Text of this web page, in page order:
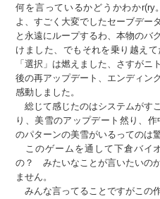
何を言っているかどうかわか
よ、すごく大変でしたセーブデー
と永遠にループするわ、本物のバ
けました、でもそれを乗り越え
「選択」は燃えました、さすが
後の再アップデート、エンディン
感動しました。
総じて感じたのはシステムがす
り、美雪のアップデート然り、
のパターンの美雪がいるってのは
このゲームを通して下倉バイ
の？ みたいなことが言いたいの
ません。
みんな言ってることですがこの